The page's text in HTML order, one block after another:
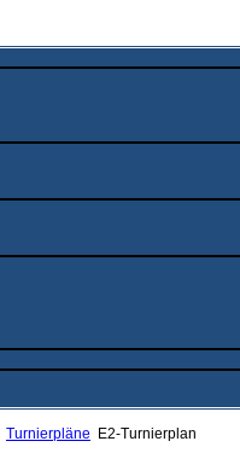
Turnierpläne E2-Turnierplan